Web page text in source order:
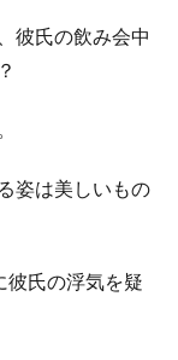
彼氏の飲み会中
姿は美しいもの
彼氏の浮気を疑